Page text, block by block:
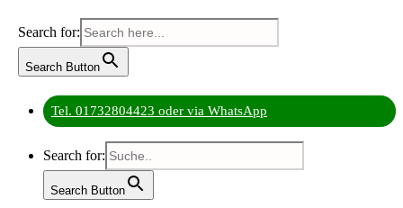
Search for:
Search Button
Tel. 01732804423 oder via WhatsApp
Search for:
Search Button